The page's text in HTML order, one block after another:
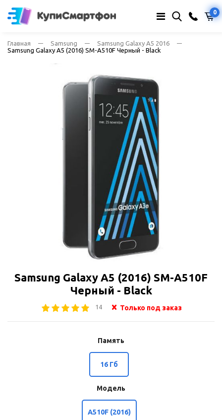
0
Главная Samsung
Samsung Galaxy A5 2016
Samsung Galaxy A5 (2016) SM-A510F Черный - Black
Samsung Galaxy A5 (2016) SM-A510F
Черный - Black
14 Только под заказ
Память
16 Гб
Модель
A510F (2016)